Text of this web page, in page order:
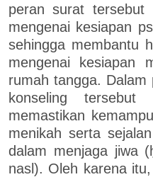
peran surat tersebut
mengenai kesiapan
sehingga membantu
mengenai kesiapan
rumah tangga.
konseling
memastikan
menikah serta
dalam menjaga jiwa
nasl). Oleh karena